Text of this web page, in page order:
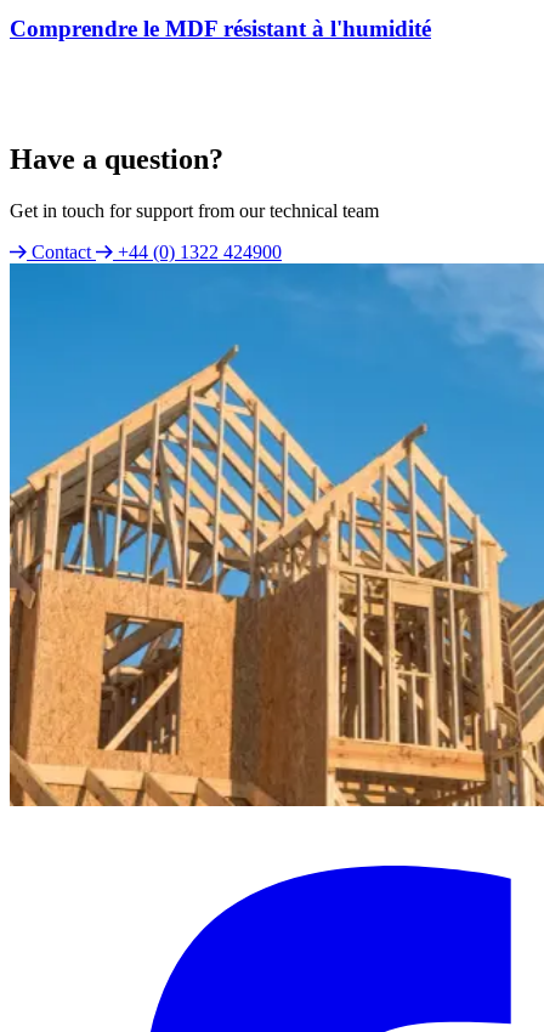
Comprendre le MDF résistant à l'humidité
Have a question?
Get in touch for support from our technical team
Contact
+44 (0) 1322 424900